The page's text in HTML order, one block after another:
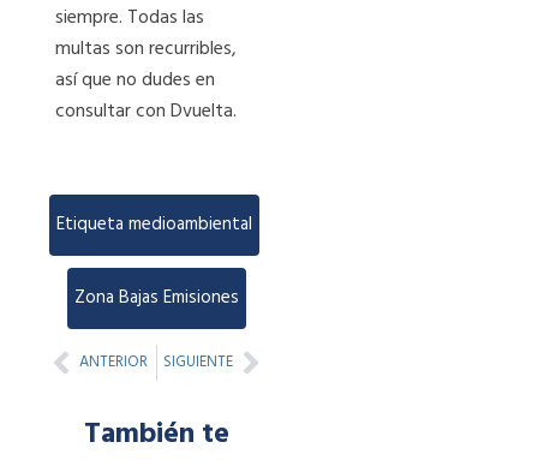
siempre. Todas las
multas son recurribles,
así que no dudes en
consultar con Dvuelta.
Etiqueta medioambiental
Zona Bajas Emisiones
Prev
ANTERIOR SIGUIENTENext
También te